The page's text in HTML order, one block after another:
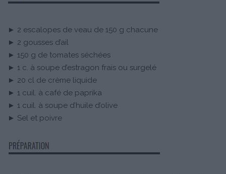
► 2 escalopes de veau de 150 g chacune
► 2 gousses d’ail
► 150 g de tomates séchées
► 1 c. à soupe d’estragon frais ou surgelé
► 20 cl de crème liquide
► 1 cuil. à café de paprika
► 1 cuil. à soupe d’huile d’olive
► Sel et poivre